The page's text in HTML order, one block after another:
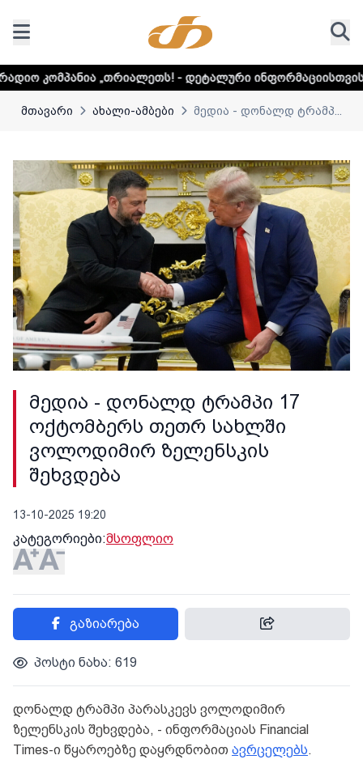
- დეტალური ინფორმაციისთვის დააკლიკეთ
მთავარი ახალი-ამბები მედია - დონალდ ტრამპ...
მედია - დონალდ ტრამპი 17
ოქტომბერს თეთრ სახლში
ვოლოდიმირ ზელენსკის
შეხვდება
13-10-2025 19:20
კატეგორიები:მსოფლიო
გაზიარება
პოსტი ნახა: 619
დონალდ ტრამპი პარასკევს ვოლოდიმირ
ზელენსკის შეხვდება, - ინფორმაციას Financial
Times-ი წყაროებზე დაყრდნობით ავრცელებს.